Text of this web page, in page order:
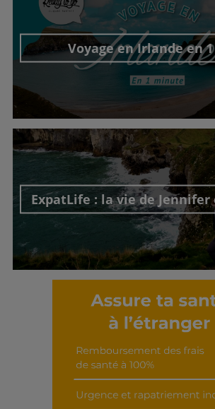
Voyage en Irlande en
Découvrir cet interview
ExpatLife : la vie de
Découvrir cet interview